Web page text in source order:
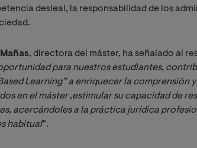
desleal, la responsabilidad de los
, directora del máster, ha señalado al
para nuestros estudiantes,
Learning” a enriquecer la comprensión
en el máster ,estimular su capacidad de
acercándoles a la práctica jurídica
habitual”.